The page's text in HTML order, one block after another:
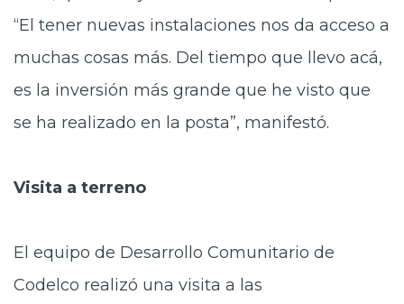
“El tener nuevas instalaciones nos da acceso a
muchas cosas más. Del tiempo que llevo acá,
es la inversión más grande que he visto que
se ha realizado en la posta”, manifestó.
Visita a terreno
El equipo de Desarrollo Comunitario de
Codelco realizó una visita a las